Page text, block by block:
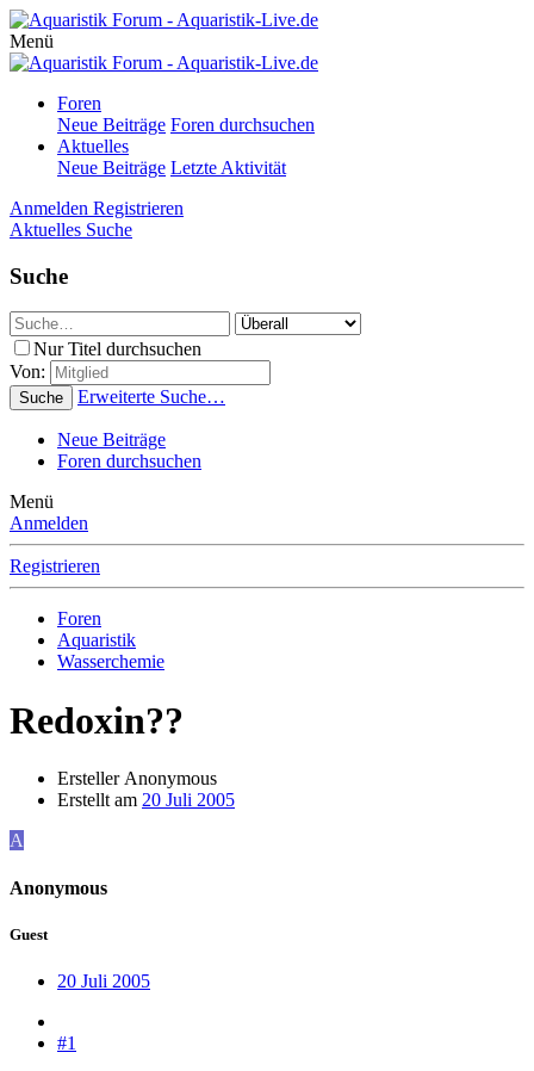
Menü
Foren
Neue Beiträge Foren durchsuchen
Aktuelles
Neue Beiträge Letzte Aktivität
Anmelden Registrieren
Aktuelles Suche
Suche
Nur Titel durchsuchen
Von:
Suche Erweiterte Suche…
Neue Beiträge
Foren durchsuchen
Menü
Anmelden
Registrieren
Foren
Aquaristik
Wasserchemie
Redoxin??
Ersteller Anonymous
Erstellt am 20 Juli 2005
A
Anonymous
Guest
20 Juli 2005
#1